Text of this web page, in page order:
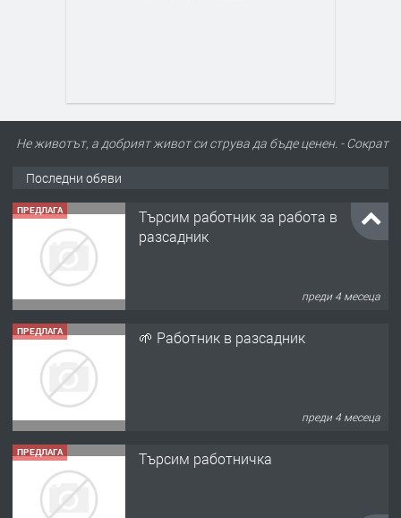
Не животът, а добрият живот си струва да бъде ценен. - Сократ
Последни обяви
ПРЕДЛАГА 🌱 Работник в разсадник
преди 4 месеца
ПРЕДЛАГА Търсим работничка
преди 11 месеца
ПРЕДЛАГА
Продава употребявани чисти и